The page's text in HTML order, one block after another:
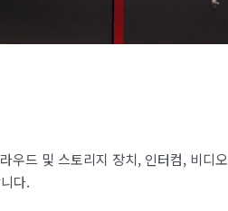
우드 및 스토리지 장치, 인터컴, 비디오
다.